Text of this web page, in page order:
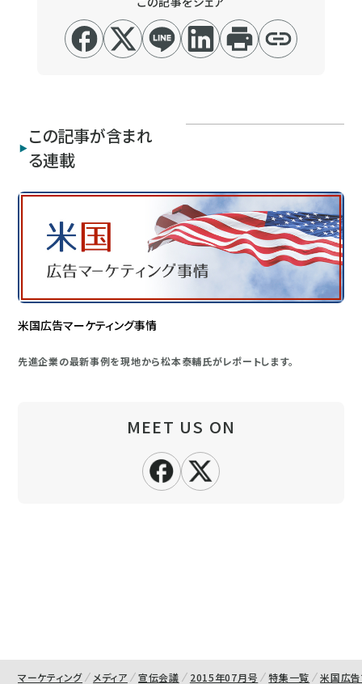
この記事が含まれ
る連載
米国広告マーケティング事情
先進企業の最新事例を現地から松本泰輔氏がレポートします。
MEET US ON
マーケティング メディア 宣伝会議 2015年07月号 特集一覧 米国広告